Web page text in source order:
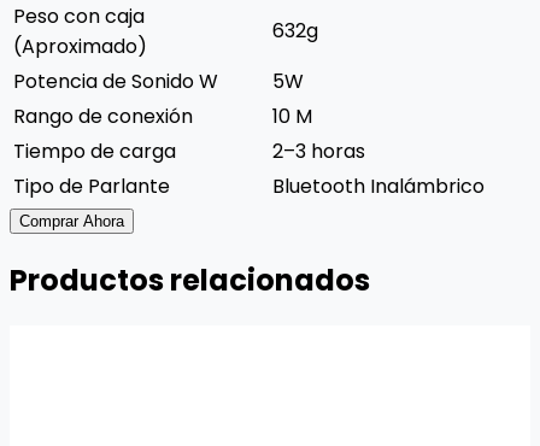
Peso con caja
(Aproximado)
632g
Potencia de Sonido W
5W
Rango de conexión
10 M
Tiempo de carga
2–3 horas
Tipo de Parlante
Bluetooth Inalámbrico
Comprar Ahora
Productos relacionados